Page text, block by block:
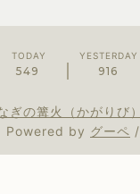
TODAY
549
YESTERDAY
916
ぎの篝火（かがりび）
Powered by グーペ /